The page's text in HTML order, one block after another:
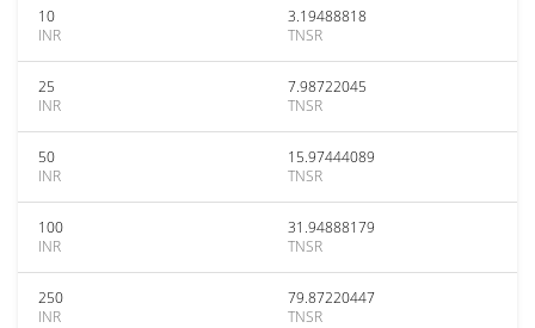
10
INR
3.19488818
TNSR
25
INR
7.98722045
TNSR
50
INR
15.97444089
TNSR
100
INR
31.94888179
TNSR
250
INR
79.87220447
TNSR